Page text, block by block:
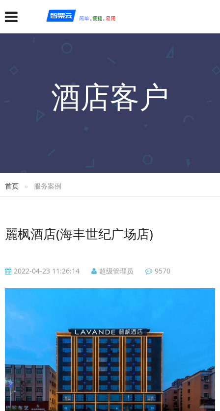
酒店客户
首页 服务案例
麗枫酒店(海丰世纪广场店)
2022-04-23 11:26:14 超级管理员 9570